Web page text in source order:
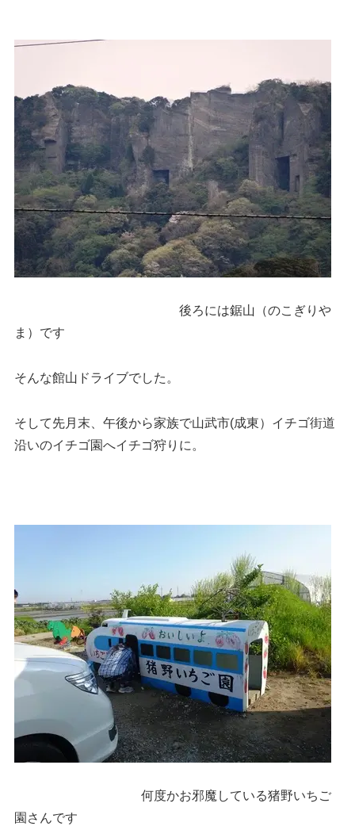
後ろには鋸山（のこぎりや
ま）です
そんな館山ドライブでした。
そして先月末、午後から家族で山武市(成東）イチゴ街道
沿いのイチゴ園へイチゴ狩りに。
何度かお邪魔している猪野いちご
園さんです